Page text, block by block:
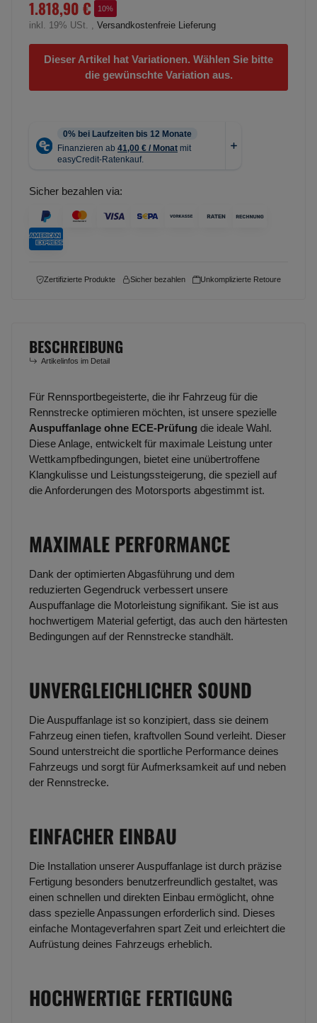
1.818,90 € 10%
inkl. 19% USt. , Versandkostenfreie Lieferung
Dieser Artikel hat Variationen. Wählen Sie bitte
die gewünschte Variation aus.
Sicher bezahlen via:
Zertifizierte Produkte Sicher bezahlen Unkomplizierte Retoure
BESCHREIBUNG
Artikelinfos im Detail
Für Rennsportbegeisterte, die ihr Fahrzeug für die
Rennstrecke optimieren möchten, ist unsere spezielle
Auspuffanlage ohne ECE-Prüfung die ideale Wahl.
Diese Anlage, entwickelt für maximale Leistung unter
Wettkampfbedingungen, bietet eine unübertroffene
Klangkulisse und Leistungssteigerung, die speziell auf
die Anforderungen des Motorsports abgestimmt ist.
MAXIMALE PERFORMANCE
Dank der optimierten Abgasführung und dem
reduzierten Gegendruck verbessert unsere
Auspuffanlage die Motorleistung signifikant. Sie ist aus
hochwertigem Material gefertigt, das auch den härtesten
Bedingungen auf der Rennstrecke standhält.
UNVERGLEICHLICHER SOUND
Die Auspuffanlage ist so konzipiert, dass sie deinem
Fahrzeug einen tiefen, kraftvollen Sound verleiht. Dieser
Sound unterstreicht die sportliche Performance deines
Fahrzeugs und sorgt für Aufmerksamkeit auf und neben
der Rennstrecke.
EINFACHER EINBAU
Die Installation unserer Auspuffanlage ist durch präzise
Fertigung besonders benutzerfreundlich gestaltet, was
einen schnellen und direkten Einbau ermöglicht, ohne
dass spezielle Anpassungen erforderlich sind. Dieses
einfache Montageverfahren spart Zeit und erleichtert die
Aufrüstung deines Fahrzeugs erheblich.
HOCHWERTIGE FERTIGUNG